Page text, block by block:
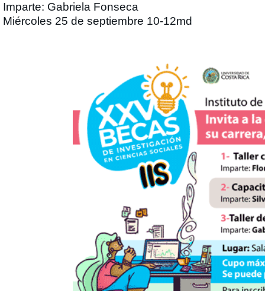
Imparte: Gabriela Fonseca
Miércoles 25 de septiembre 10-12md